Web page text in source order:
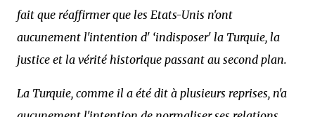
fait que réaffirmer que les Etats-Unis n'ont
aucunement l'intention d' ‘indisposer' la Turquie, la
justice et la vérité historique passant au second plan.
La Turquie, comme il a été dit à plusieurs reprises, n'a